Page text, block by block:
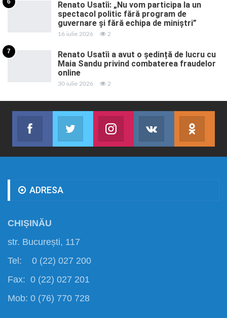
Renato Usatîi: „Nu vom participa la un
spectacol politic fără program de
guvernare și fără echipa de miniștri”
16 iulie 2026 2
7
Renato Usatîi a avut o ședință de lucru cu
Maia Sandu privind combaterea fraudelor
online
30 iulie 2026 2
Facebook
Abonează-te
Twitter
Join us on TwitterJoin us on Instagram
Abonează-te
ADRESA
CHIȘINĂU
str. București, 117
Tel: 0 (22) 027 200
Fax: 0 (22) 027 201
Mob: 0 (76) 770 728